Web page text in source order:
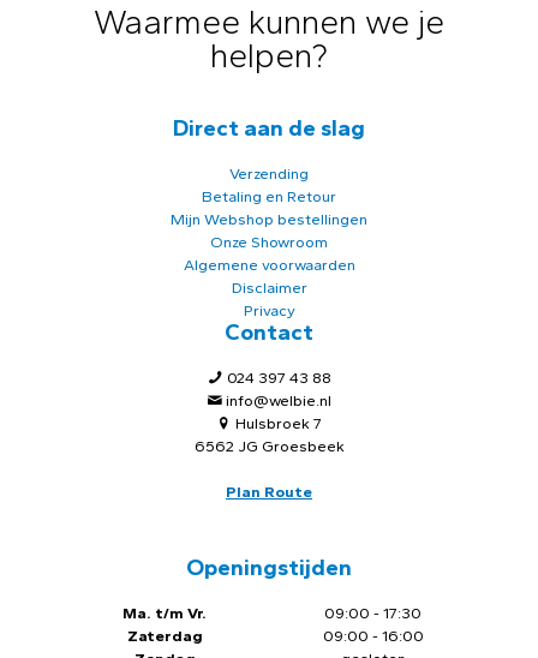
Waarmee kunnen we je
helpen?
Direct aan de slag
Verzending
Betaling en Retour
Mijn Webshop bestellingen
Onze Showroom
Algemene voorwaarden
Disclaimer
Privacy
Contact
024 397 43 88
info@welbie.nl
Hulsbroek 7
6562 JG Groesbeek
Plan Route
Openingstijden
Ma. t/m Vr.
Zaterdag
09:00 - 17:30
09:00 - 16:00